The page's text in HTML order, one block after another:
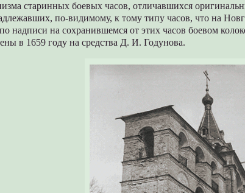
старинных боевых часов, отличавшихся
по-видимому, к тому типу часов, что на
надписи на сохранившемся от этих часов боевом
в 1659 году на средства Д. И. Годунова.